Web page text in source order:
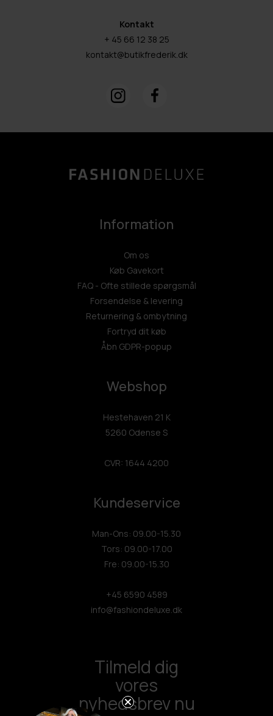
Kontakt
+ 45 66 12 38 25
kontakt@butikfrederik.dk
Information
Om os
Køb Gavekort
FAQ - Ofte stillede spørgsmål
Forsendelse & levering
Returnering & ombytning
Fortryd dit køb
Åbn GDPR-popup
Webshop
Hestehaven 21 K
5260 Odense S
CVR: 1644 4200
Kundeservice
Man-Ons: 09.00-15.30
Tors: 09.00-17.00
Fre: 09.00-15.30
+45 6590 4589
info@fashiondeluxe.dk
Tilmeld dig
vores
nyhedsbrev nu